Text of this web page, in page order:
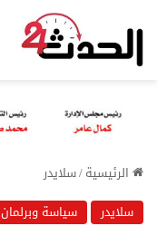
الرئيسية/سلايدر
سلايدر
سياسة وبرلمان